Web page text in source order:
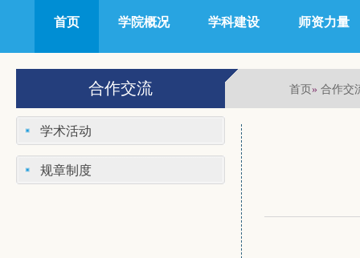
首页 学院概况 学科建设 师资力量
合作交流 首页» 合作交
学术活动
规章制度